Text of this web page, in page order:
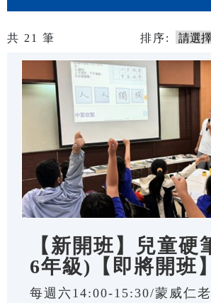
共 21 筆 排序:
【新開班】兒童硬
6年級)【即將開班】
每週六14:00-15:30/蒙威仁